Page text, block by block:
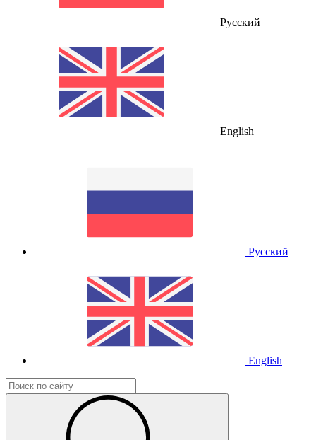
Русский
English
Русский
English